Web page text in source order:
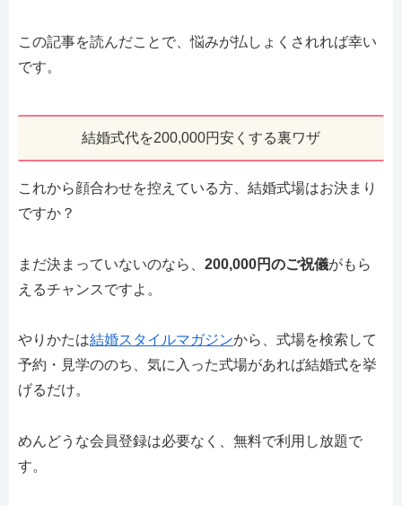
この記事を読んだことで、悩みが払しょくされれば幸い
です。
結婚式代を200,000円安くする裏ワザ
これから顔合わせを控えている方、結婚式場はお決まり
ですか？
まだ決まっていないのなら、 200,000円のご祝儀がもら
えるチャンスですよ。
やりかたは結婚スタイルマガジンから、式場を検索して
予約・見学ののち、気に入った式場があれば結婚式を挙
げるだけ。
めんどうな会員登録は必要なく、無料で利用し放題で
す。